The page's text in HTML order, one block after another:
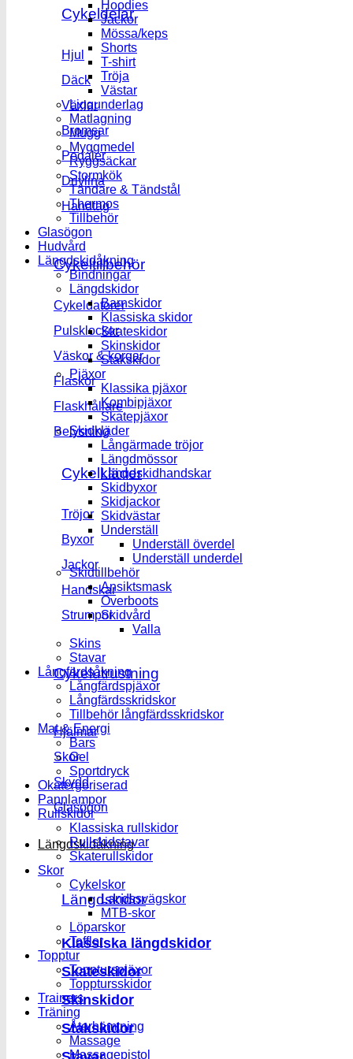
Cykeldelar
Hjul
Däck
Växlar
Bromsar
Pedaler
Drivlina
Handtag
Cykeltillbehör
Cykeldatorer
Pulsklockor
Väskor & korgar
Flaskor
Flaskhållare
Belysning
Cykelkläder
Tröjor
Byxor
Jackor
Handskar
Strumpor
Cykelutrustning
Hjälmar
Skor
Skydd
Glasögon
Längdskidåkning
Längdskidor
Klassiska längdskidor
Skateskidor
Skinskidor
Stakskidor
Hoodies
Jackor
Mössa/keps
Shorts
T-shirt
Tröja
Västar
Liggunderlag
Matlagning
Mugg
Myggmedel
Ryggsäckar
Stormkök
Tändare & Tändstål
Thermos
Tillbehör
Glasögon
Hudvård
Längdskidåkning
Bindningar
Längdskidor
Barnskidor
Klassiska skidor
Skateskidor
Skinskidor
Stakskidor
Pjäxor
Klassika pjäxor
Kombipjäxor
Skatepjäxor
Skidkläder
Långärmade tröjor
Längdmössor
Längdskidhandskar
Skidbyxor
Skidjackor
Skidvästar
Underställ
Underställ överdel
Underställ underdel
Skidtillbehör
Ansiktsmask
Overboots
Skidvård
Valla
Skins
Stavar
Långfärdsåkning
Långfärdspjäxor
Långfärdsskridskor
Tillbehör långfärdsskridskor
Mat & Energi
Bars
Gel
Sportdryck
Okatergoriserad
Pannlampor
Rullskidor
Klassiska rullskidor
Rullskidstavar
Skaterullskidor
Skor
Cykelskor
Landssvägskor
MTB-skor
Löparskor
Tofflor
Topptur
Toppturspjäxor
Topptursskidor
Trainers
Träning
Återhämtning
Massage
Massagepistol